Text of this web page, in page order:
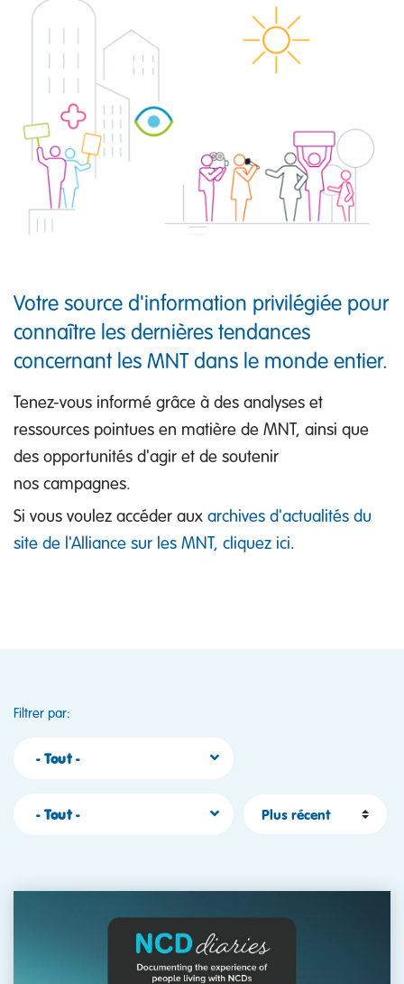
Votre source d'information privilégiée pour
connaître les dernières tendances
concernant les MNT dans le monde entier.
Tenez-vous informé grâce à des analyses et
ressources pointues en matière de MNT, ainsi que
des opportunités d'agir et de soutenir
nos campagnes.
Si vous voulez accéder aux archives d'actualités du
site de l'Alliance sur les MNT, cliquez ici.
Filtrer par:
- Tout -
- Tout -